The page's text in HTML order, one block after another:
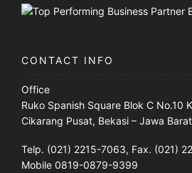
CONTACT INFO
Office
Ruko Spanish Square Blok C No.10
Cikarang Pusat, Bekasi – Jawa
Telp. (021) 2215-7063, Fax. (021)
Mobile 0819-0879-9399